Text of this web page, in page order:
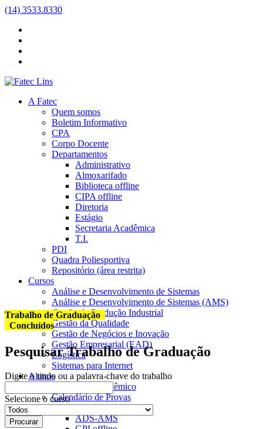
(14) 3533.8330
A Fatec
Quem somos
Boletim Informativo
CPA
Corpo Docente
Departamentos
Administrativo
Almoxarifado
Biblioteca offline
CIPA offline
Diretoria
Estágio
Secretaria Acadêmica
T.I.
PDI
Quadra Poliesportiva
Repositório (área restrita)
Cursos
Análise e Desenvolvimento de Sistemas
Análise e Desenvolvimento de Sistemas (AMS)
Gestão da Produção Industrial
Gestão da Qualidade
Gestão de Negócios e Inovação
Gestão Empresarial (EAD)
Logística
Sistemas para Internet
Alunos
Calendário Acadêmico
Calendário de Provas
ADSoffline
ADS-AMS
Trabalho de Graduação
Concluídos
Pesquisar Trabalho de Graduação
Digite o titulo ou a palavra-chave do trabalho
Selecione o curso